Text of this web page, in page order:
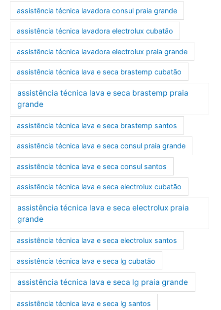
assistência técnica lavadora consul praia grande
assistência técnica lavadora electrolux cubatão
assistência técnica lavadora electrolux praia grande
assistência técnica lava e seca brastemp cubatão
assistência técnica lava e seca brastemp praia
grande
assistência técnica lava e seca brastemp santos
assistência técnica lava e seca consul praia grande
assistência técnica lava e seca consul santos
assistência técnica lava e seca electrolux cubatão
assistência técnica lava e seca electrolux praia
grande
assistência técnica lava e seca electrolux santos
assistência técnica lava e seca lg cubatão
assistência técnica lava e seca lg praia grande
assistência técnica lava e seca lg santos